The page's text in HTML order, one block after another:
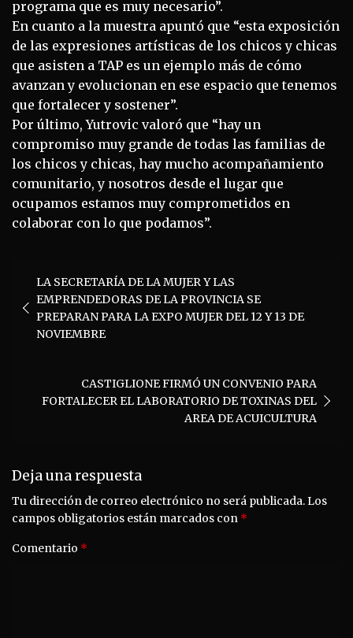
programa que es muy necesario”.
En cuanto a la muestra apuntó que “esta exposición
de las expresiones artísticas de los chicos y chicas
que asisten a TAP es un ejemplo más de cómo
avanzan y evolucionan en ese espacio que tenemos
que fortalecer y sostener”.
Por último, Yutrovic valoró que “hay un
compromiso muy grande de todas las familias de
los chicos y chicas, hay mucho acompañamiento
comunitario, y nosotros desde el lugar que
ocupamos estamos muy comprometidos en
colaborar con lo que podamos”.
Navegación
entradas
LA SECRETARÍA DE LA MUJER Y LAS
EMPRENDEDORAS DE LA PROVINCIA SE
PREPARAN PARA LA EXPO MUJER DEL 12 Y 13 DE
NOVIEMBRE
CASTIGLIONE FIRMÓ UN CONVENIO PARA
FORTALECER EL LABORATORIO DE TOXINAS DEL
AREA DE ACUICULTURA
Deja una respuesta
Tu dirección de correo electrónico no será publicada.Los
campos obligatorios están marcados con *
Comentario *